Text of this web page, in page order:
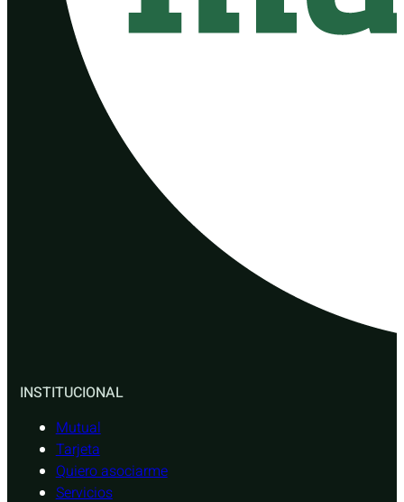
INSTITUCIONAL
Mutual
Tarjeta
Quiero asociarme
Servicios